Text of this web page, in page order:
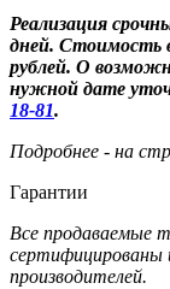
Реализация
дней. Стоимость
рублей. О
нужной дате
18-81.
Подробнее - на
Гарантии
Все продаваемые
сертифицированы
производителей.